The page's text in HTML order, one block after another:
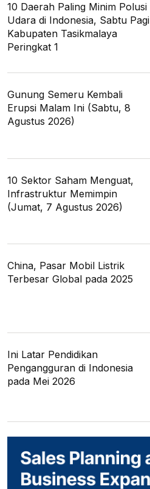
10 Daerah Paling Minim Polusi
Udara di Indonesia, Sabtu Pagi
Kabupaten Tasikmalaya
Peringkat 1
Gunung Semeru Kembali
Erupsi Malam Ini (Sabtu, 8
Agustus 2026)
10 Sektor Saham Menguat,
Infrastruktur Memimpin
(Jumat, 7 Agustus 2026)
China, Pasar Mobil Listrik
Terbesar Global pada 2025
Ini Latar Pendidikan
Pengangguran di Indonesia
pada Mei 2026